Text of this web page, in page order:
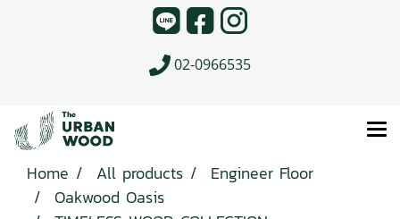
02-0966535
Home All products
Engineer Floor
Oakwood Oasis